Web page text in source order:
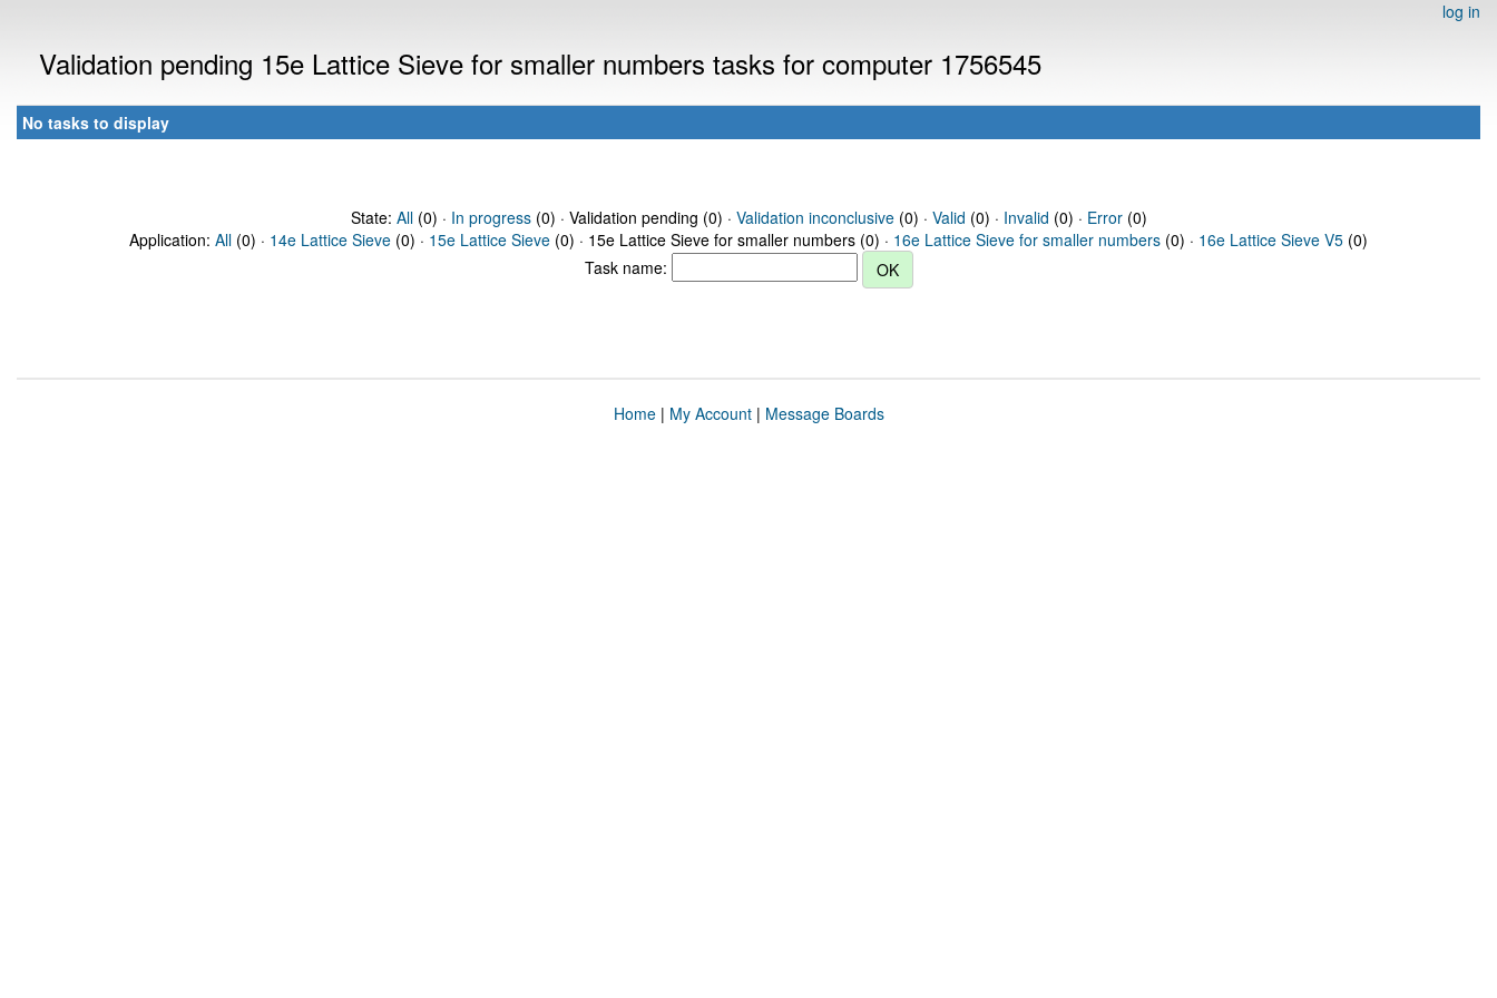
log in
Validation pending 15e Lattice Sieve for smaller numbers tasks for computer 1756545
No tasks to display
State: All(0) · In progress(0) · Validation pending (0) · Validation inconclusive(0) · Valid (0) · Invalid (0) · Error(0)
Application: All (0) · 14e Lattice Sieve (0) · 15e Lattice Sieve (0) · 15e Lattice Sieve for smaller numbers (0) · 16e Lattice Sieve for smaller numbers (0) · 16e Lattice Sieve V5 (0)
Task name:
Home| My Account| Message Boards